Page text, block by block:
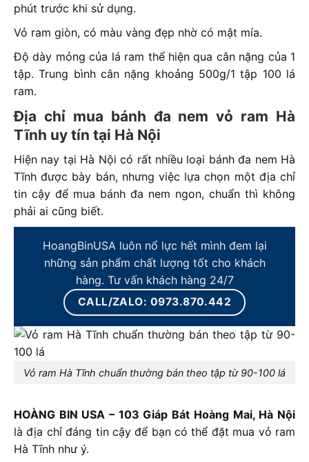
phút trước khi sử dụng.
Vỏ ram giòn, có màu vàng đẹp nhờ có mật mía.
Độ dày mỏng của lá ram thể hiện qua cân nặng của 1
tập. Trung bình cân nặng khoảng 500g/1 tập 100 lá
ram.
Địa chỉ mua bánh đa nem vỏ ram Hà
Tĩnh uy tín tại Hà Nội
Hiện nay tại Hà Nội có rất nhiều loại bánh đa nem Hà
Tĩnh được bày bán, nhưng việc lựa chọn một địa chỉ
tin cậy để mua bánh đa nem ngon, chuẩn thì không
phải ai cũng biết.
HoangBinUSA luôn nổ lực hết mình đem lại
những sản phẩm chất lượng tốt cho khách
hàng. Tư vấn khách hàng 24/7
CALL/ZALO: 0973.870.442
Vỏ ram Hà Tĩnh chuẩn thường bán theo tập từ 90-100 lá
HOÀNG BIN USA – 103 Giáp Bát Hoàng Mai, Hà Nội
là địa chỉ đáng tin cậy để bạn có thể đặt mua vỏ ram
Hà Tĩnh như ý.